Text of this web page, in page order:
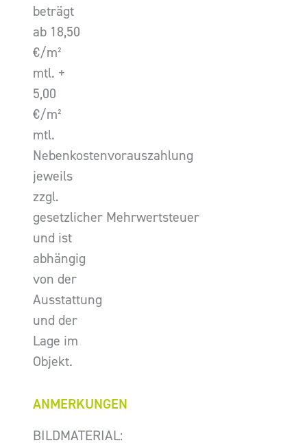
beträgt
ab 18,50
€/m²
mtl. +
5,00
€/m²
mtl.
Nebenkostenvorauszahlung
jeweils
zzgl.
gesetzlicher Mehrwertsteuer
und ist
abhängig
von der
Ausstattung
und der
Lage im
Objekt.
ANMERKUNGEN
BILDMATERIAL: